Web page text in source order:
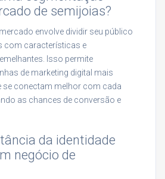
de semijoias?
envolve dividir seu público
com características e
Isso permite
de marketing digital mais
se conectam melhor com cada
as chances de conversão e
da identidade
negócio de